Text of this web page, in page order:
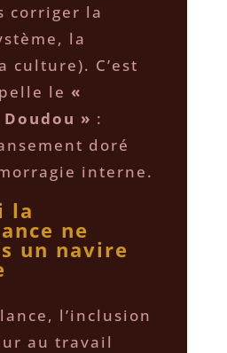
corriger la
la
culture). C’est
le «
» :
doré
interne.
la
ne
un navire
l’inclusion
au travail